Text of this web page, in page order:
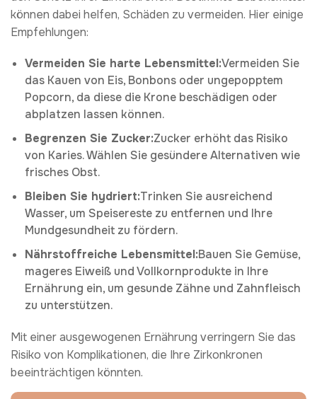
können dabei helfen, Schäden zu vermeiden. Hier einige
Empfehlungen:
Vermeiden Sie harte Lebensmittel:Vermeiden Sie
das Kauen von Eis, Bonbons oder ungepopptem
Popcorn, da diese die Krone beschädigen oder
abplatzen lassen können.
Begrenzen Sie Zucker:Zucker erhöht das Risiko
von Karies. Wählen Sie gesündere Alternativen wie
frisches Obst.
Bleiben Sie hydriert:Trinken Sie ausreichend
Wasser, um Speisereste zu entfernen und Ihre
Mundgesundheit zu fördern.
Nährstoffreiche Lebensmittel:Bauen Sie Gemüse,
mageres Eiweiß und Vollkornprodukte in Ihre
Ernährung ein, um gesunde Zähne und Zahnfleisch
zu unterstützen.
Mit einer ausgewogenen Ernährung verringern Sie das
Risiko von Komplikationen, die Ihre Zirkonkronen
beeinträchtigen könnten.